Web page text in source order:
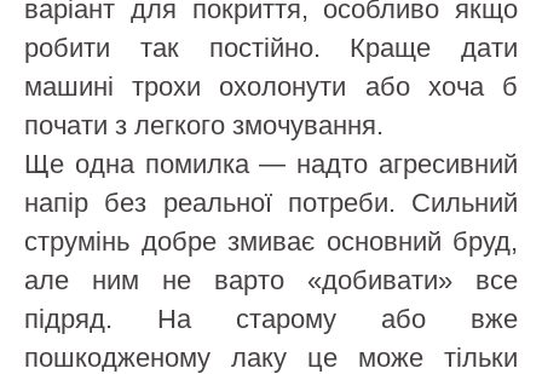
варіант для покриття, особливо якщо
робити так постійно. Краще дати
машині трохи охолонути або хоча б
почати з легкого змочування.
Ще одна помилка — надто агресивний
напір без реальної потреби. Сильний
струмінь добре змиває основний бруд,
але ним не варто «добивати» все
підряд. На старому або вже
пошкодженому лаку це може тільки